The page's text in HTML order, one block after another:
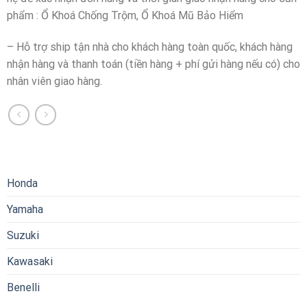
phẩm : Ổ Khoá Chống Trộm, Ổ Khoá Mũ Bảo Hiểm
– Hỗ trợ ship tận nhà cho khách hàng toàn quốc, khách hàng
nhận hàng và thanh toán (tiền hàng + phí gửi hàng nếu có) cho
nhân viên giao hàng.
Honda
Yamaha
Suzuki
Kawasaki
Benelli